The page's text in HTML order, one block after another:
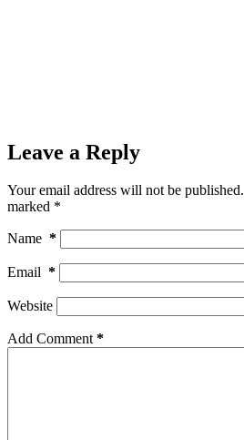
Leave a Reply
Your email address will not be published.
marked *
Name *
Email *
Website
Add Comment*